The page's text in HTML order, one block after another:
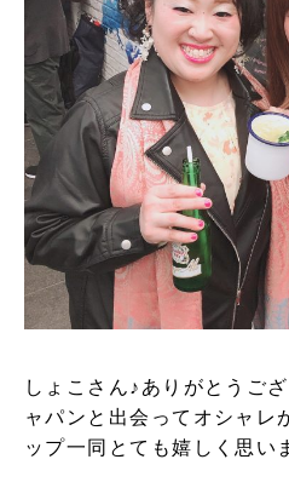
しょこさん♪ありがとうご
ャパンと出会ってオシャレ
ップ一同とても嬉しく思い